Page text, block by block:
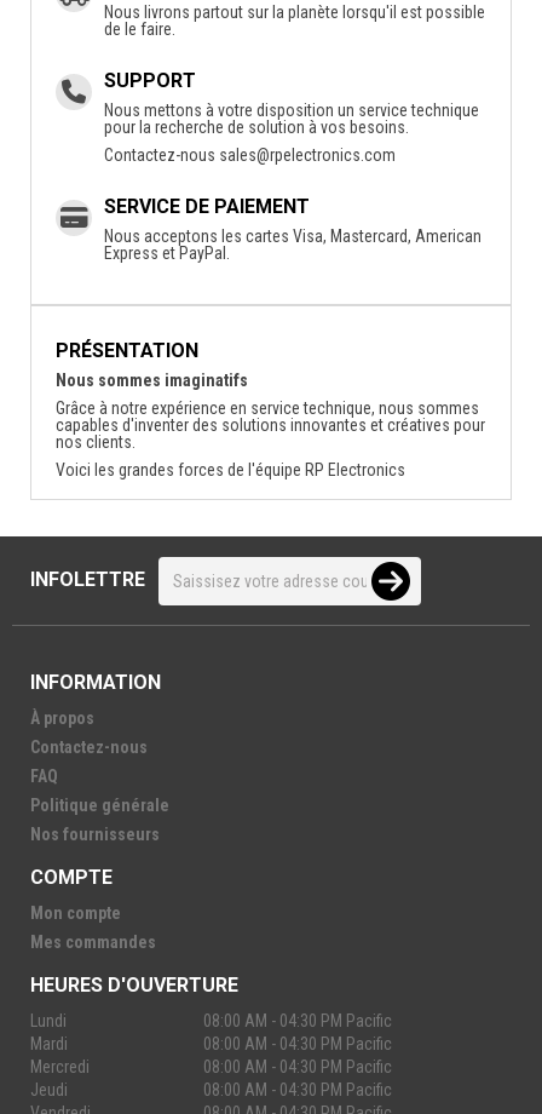
Nous livrons partout sur la planète lorsqu'il est possible
de le faire.
SUPPORT
Nous mettons à votre disposition un service technique
pour la recherche de solution à vos besoins.
Contactez-nous sales@rpelectronics.com
SERVICE DE PAIEMENT
Nous acceptons les cartes Visa, Mastercard, American
Express et PayPal.
PRÉSENTATION
Nous sommes imaginatifs
Grâce à notre expérience en service technique, nous sommes
capables d'inventer des solutions innovantes et créatives pour
nos clients.
Voici les grandes forces de l'équipe RP Electronics
INFOLETTRE
INFORMATION
À propos
Contactez-nous
FAQ
Politique générale
Nos fournisseurs
COMPTE
Mon compte
Mes commandes
HEURES D'OUVERTURE
Lundi
08:00 AM - 04:30 PM Pacific
Mardi
08:00 AM - 04:30 PM Pacific
Mercredi
08:00 AM - 04:30 PM Pacific
Jeudi
08:00 AM - 04:30 PM Pacific